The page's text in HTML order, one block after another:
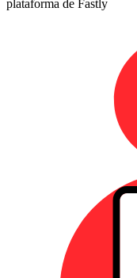
plataforma de Fastly